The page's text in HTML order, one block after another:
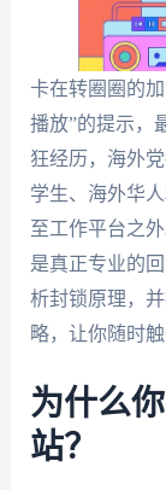
卡在转圈圈的
播放”的提示
狂经历，海外
学生、海外华
至工作平台之
是真正专业的
析封锁原理，
略，让你随时触
为什么
站？